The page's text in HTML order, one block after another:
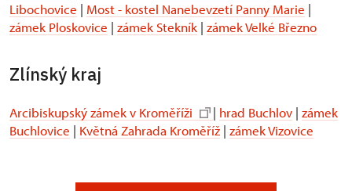
Libochovice | Most - kostel Nanebevzetí Panny Marie |
zámek Ploskovice | zámek Stekník | zámek Velké Březno
Zlínský kraj
Arcibiskupský zámek v Kroměříži | hrad Buchlov | zámek
Buchlovice | Květná Zahrada Kroměříž | zámek Vizovice